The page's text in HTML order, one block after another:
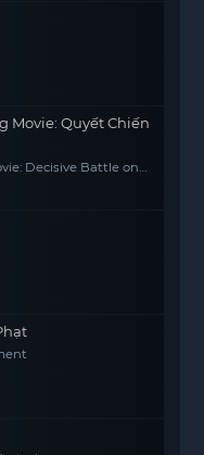
ngày. Chương
một bài học về
cuộc sống.
Movie: Quyết Chiến
Decisive Battle on